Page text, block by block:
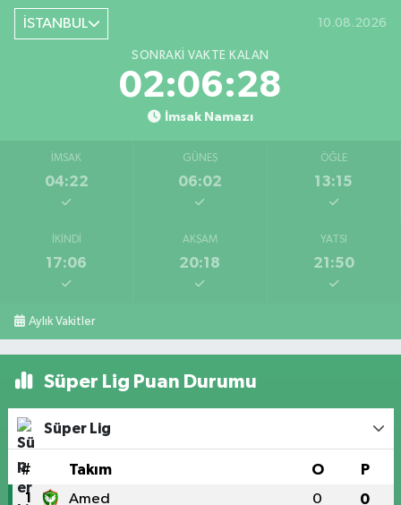
İSTANBUL 10.08.2026
SONRAKI VAKTE KALAN
02:06:27
İmsak Namazı
İMSAK
04:22
GÜNEŞ
06:02
ÖĞLE
13:15
İKINDI
17:06
AKŞAM
20:18
YATSI
21:50
Aylık Vakitler
Süper Lig Puan Durumu
Süper Lig
# Takım O P
1 Amed 0 0